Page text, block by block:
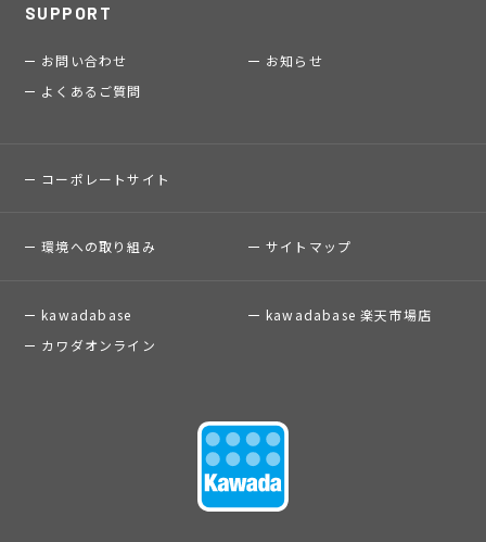
SUPPORT
お問い合わせ
お知らせ
よくあるご質問
コーポレートサイト
環境への取り組み サイトマップ
kawadabase
kawadabase 楽天市場店
カワダオンライン